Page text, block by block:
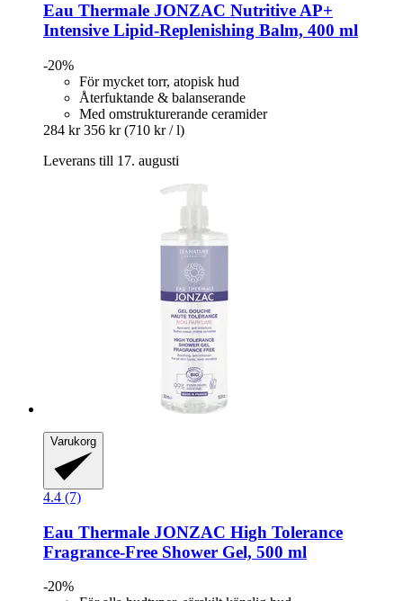
Eau Thermale JONZAC Nutritive AP+
Intensive Lipid-​Replenishing Balm, 400 ml
-20%
För mycket torr, atopisk hud
Återfuktande & balanserande
Med omstrukturerande ceramider
284 kr 356 kr (710 kr / l)
Leverans till 17. augusti
Varukorg
4.4 (7)
Eau Thermale JONZAC High Tolerance
Fragrance-​Free Shower Gel, 500 ml
-20%